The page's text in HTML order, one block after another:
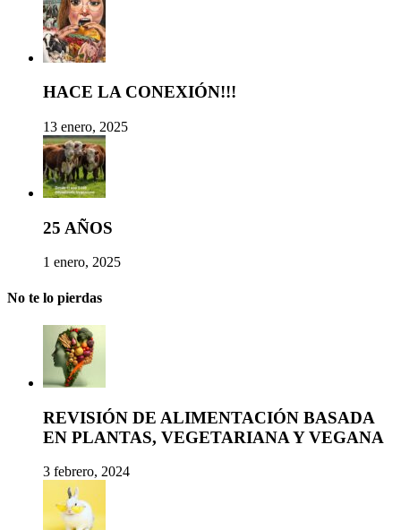
HACE LA CONEXIÓN!!!
13 enero, 2025
25 AÑOS
1 enero, 2025
No te lo pierdas
REVISIÓN DE ALIMENTACIÓN BASADA
EN PLANTAS, VEGETARIANA Y VEGANA
3 febrero, 2024